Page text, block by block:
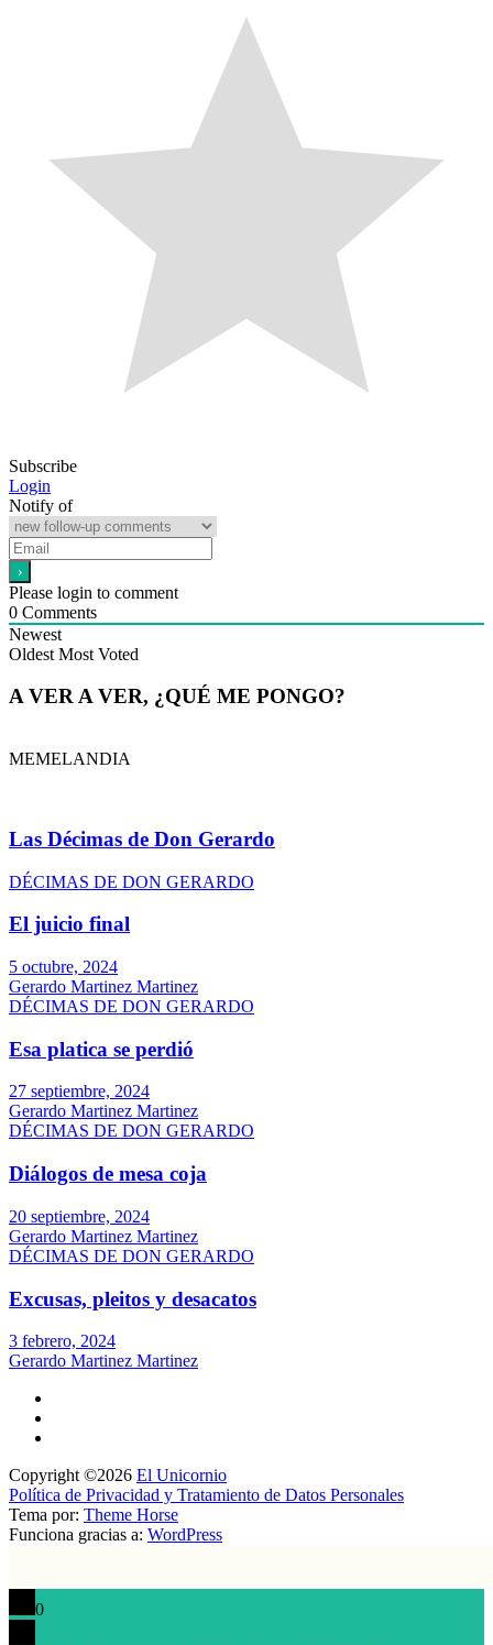
Subscribe
Login
Notify of
Please login to comment
0 Comments
Newest
Oldest Most Voted
A VER A VER, ¿QUÉ ME PONGO?
MEMELANDIA
Las Décimas de Don Gerardo
DÉCIMAS DE DON GERARDO
El juicio final
5 octubre, 2024
Gerardo Martinez Martinez
DÉCIMAS DE DON GERARDO
Esa platica se perdió
27 septiembre, 2024
Gerardo Martinez Martinez
DÉCIMAS DE DON GERARDO
Diálogos de mesa coja
20 septiembre, 2024
Gerardo Martinez Martinez
DÉCIMAS DE DON GERARDO
Excusas, pleitos y desacatos
3 febrero, 2024
Gerardo Martinez Martinez
Copyright ©2026 El Unicornio
Política de Privacidad y Tratamiento de Datos Personales
Tema por: Theme Horse
Funciona gracias a: WordPress
0